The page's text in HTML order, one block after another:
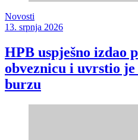
Novosti
13. srpnja 2026
HPB uspješno izdao
obveznicu i uvrstio
burzu